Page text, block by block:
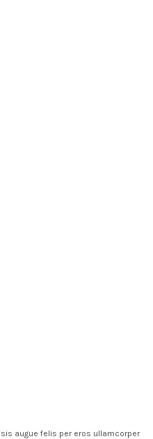
augue felis per eros ullamcorper